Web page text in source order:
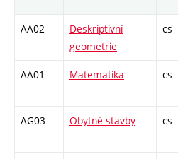
AA02
Deskriptivní
geometrie
cs
AA01 Matematika cs
AG03 Obytné stavby cs